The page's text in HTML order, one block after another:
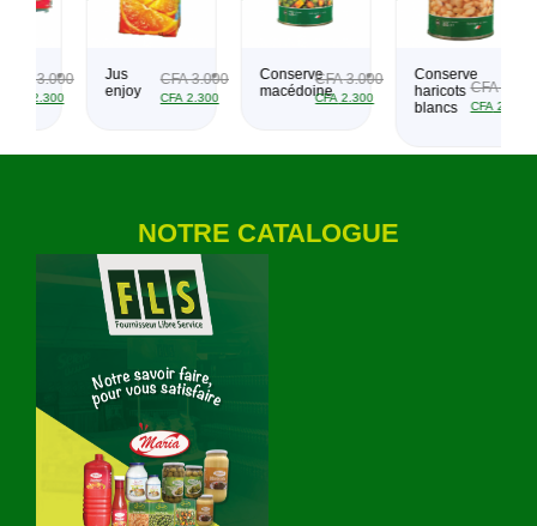
Jus
CFA 3.000
CFA 2.300
Conserve
macédoine
CFA3.000
CFA2.300
Conserve
haricots
blancs
CFA3.000
CFA2.300
NOTRE CATALOGUE